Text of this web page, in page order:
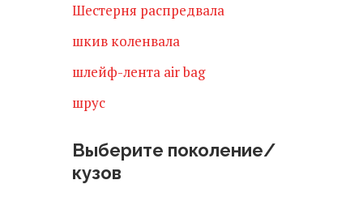
Шестерня распредвала
шкив коленвала
шлейф-лента air bag
шрус
Выберите поколение/
кузов